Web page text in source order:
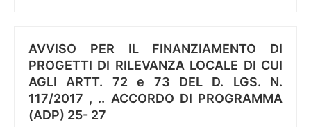
AVVISO PER IL FINANZIAMENTO DI
PROGETTI DI RILEVANZA LOCALE DI CUI
AGLI ARTT. 72 e 73 DEL D. LGS. N.
117/2017 , .. ACCORDO DI PROGRAMMA
(ADP) 25- 27